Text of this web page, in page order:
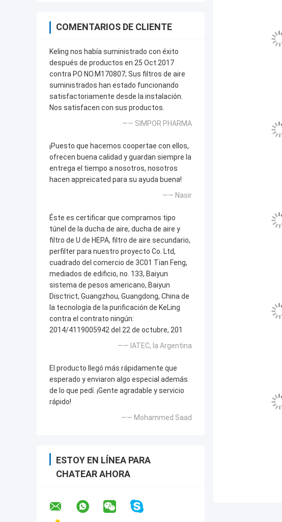
COMENTARIOS DE CLIENTE
Keling nos había suministrado con éxito
después de productos en 25 Oct.2017
contra PO NO.M170807; Sus filtros de aire
suministrados han estado funcionando
satisfactoriamente desde la instalación.
Nos satisfacen con sus productos.
—— SIMPOR PHARMA
¡Puesto que hacemos coopertae con ellos,
ofrecen buena calidad y guardan siempre la
entrega el tiempo a nosotros, nosotros
hacen appreicated para su ayuda buena!
—— Nasir
Éste es certificar que compramos tipo
túnel de la ducha de aire, ducha de aire y
filtro de U de HEPA, filtro de aire secundario,
perfilter para nuestro proyecto Co. Ltd,
cuadrado del comercio de 3C01 Tian Feng,
mediados de edificio, no. 133, Baiyun
sistema de pesos americano, Baiyun
Disctrict, Guangzhou, Guangdong, China de
la tecnología de la purificación de KeLing
contra el contrato ningún:
2014/4119005942 del 22 de octubre, 201
—— IATEC, la Argentina
El producto llegó más rápidamente que
esperado y enviaron algo especial además
de lo que pedí. ¡Gente agradable y servicio
rápido!
—— Mohammed Saad
ESTOY EN LÍNEA PARA
CHATEAR AHORA